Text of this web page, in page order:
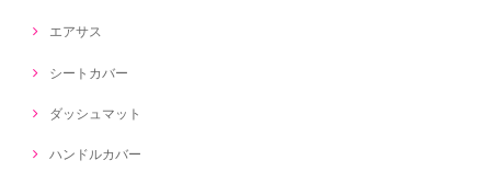
エアサス
シートカバー
ダッシュマット
ハンドルカバー